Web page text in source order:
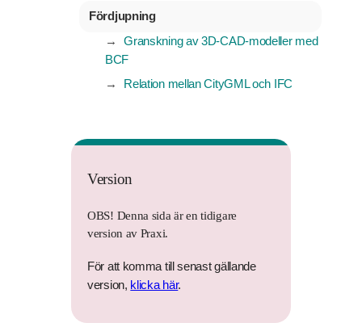
Fördjupning
Granskning av 3D-CAD-modeller med
BCF
Relation mellan CityGML och IFC
Version
OBS! Denna sida är en tidigare
version av Praxi.
För att komma till senast gällande
version, klicka här.